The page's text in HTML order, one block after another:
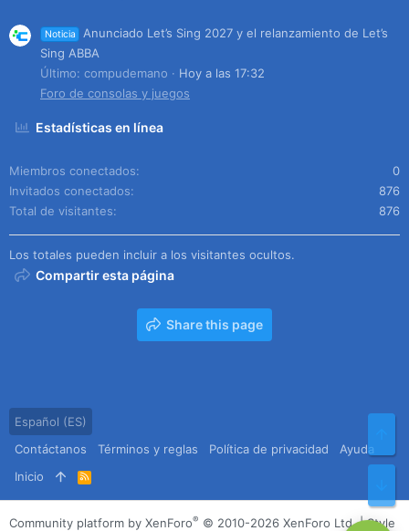
Noticia
Anunciado Let’s Sing 2027 y el relanzamiento de Let’s
Sing ABBA
Último: compudemano
Hoy a las 17:32
Foro de consolas y juegos
Estadísticas en línea
Miembros conectados
0
Invitados conectados
876
Total de visitantes
876
Los totales pueden incluir a los visitantes ocultos.
Compartir esta página
Share this page
Español (ES)
Contáctanos
Términos y reglas Política de privacidad
Ayuda
Inicio
R
S
S
Community platform by XenForo® © 2010-2026 XenForo Ltd. |Style